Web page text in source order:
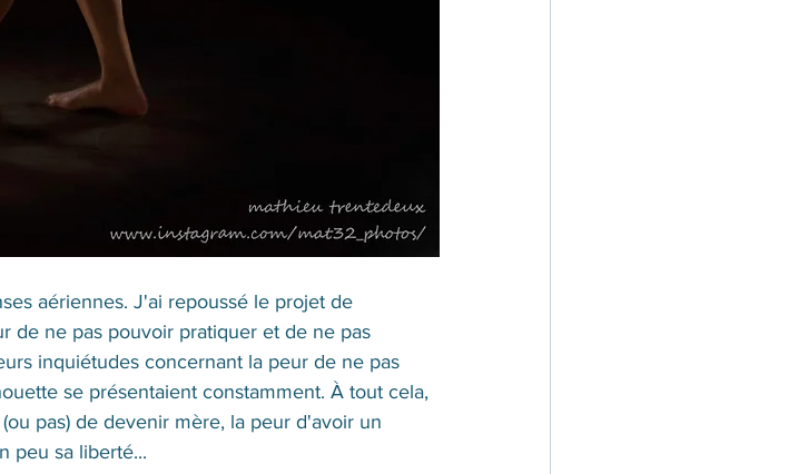
aériennes. J'ai repoussé le projet de
de ne pas pouvoir pratiquer et de ne pas
inquiétudes concernant la peur de ne pas
se présentaient constamment. À tout cela,
pas) de devenir mère, la peur d'avoir un
peu sa liberté...